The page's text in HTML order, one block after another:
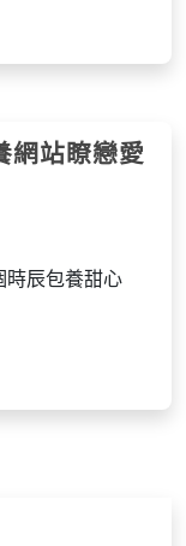
網站瞭戀愛
時辰包養甜心